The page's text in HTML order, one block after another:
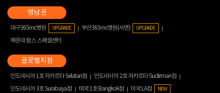
대구365mc병원 UPGRADE 부산365mc병원(서면) UPGRADE
해운대 람스 스페셜센터
인도네시아 1호 자카르타 Selatan점
인도네시아 2호 자카르타 Sudirman점
인도네시아 3호 Surabaya점
태국 1호 Bangkok점 미국 LA점 NEW